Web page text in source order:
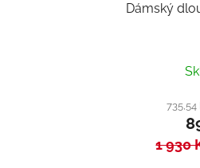
Dámský
735,54
1 930